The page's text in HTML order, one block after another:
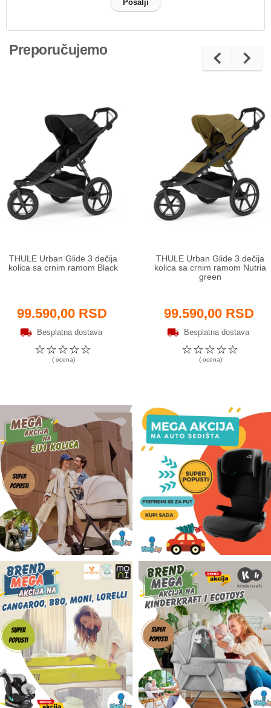
Preporučujemo
THULE Urban Glide 3 dečija
kolica sa crnim ramom Black
99.590,00 RSD
Besplatna dostava
☆
☆
☆
☆
☆
( ocena)
THULE Urban Glide 3 dečija
kolica sa crnim ramom Nutria
green
99.590,00 RSD
Besplatna dostava
☆
☆
☆
☆
☆
( ocena)